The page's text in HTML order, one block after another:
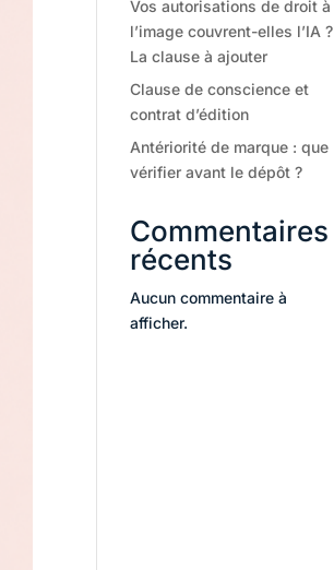
Vos autorisations de droit à
l’image couvrent-elles l’IA ?
La clause à ajouter
Clause de conscience et
contrat d’édition
Antériorité de marque : que
vérifier avant le dépôt ?
Commentaires
récents
Aucun commentaire à
afficher.